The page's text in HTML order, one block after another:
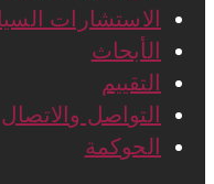
الاستشارات
الأبحاث
التقييم
التواصل والاتصال
الحوكمة